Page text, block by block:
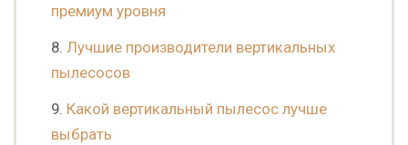
премиум уровня
Лучшие производители вертикальных
пылесосов
Какой вертикальный пылесос лучше
выбрать